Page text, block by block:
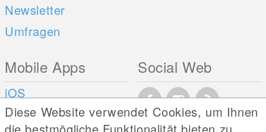
Newsletter
Umfragen
Mobile Apps
iOS
Android
Social Web
Diese Website verwendet Cookies, um Ihnen